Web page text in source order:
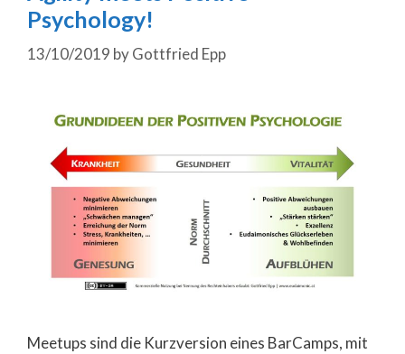
Psychology!
13/10/2019 byGottfried Epp
Meetups sind die Kurzversion eines BarCamps, mit